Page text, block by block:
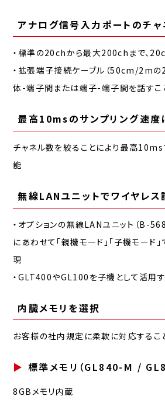
アナログ信号入力ポートのチ
・標準の20chから最大200chまで、
・拡張端子接続ケーブル（50cm/2mの
体-端子間または端子-端子間を話すこ
最高10msのサンプリング速度
チャネル数を絞ることにより最高
能
無線LANユニットでワイヤレス
・オプションの無線LANユニット（B-
にあわせて「親機モード」「子機モード
現
・GLT400やGL100を子機として活用
内臓メモリを選択
お客様の社内規定に柔軟に対応するこ
標準メモリ（GL840-M /
8GBメモリ内蔵